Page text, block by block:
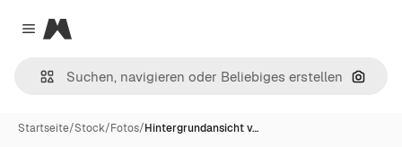
Close menu
Magnific
Nach
Startseite/Stock/Fotos/Hintergrundansicht v…